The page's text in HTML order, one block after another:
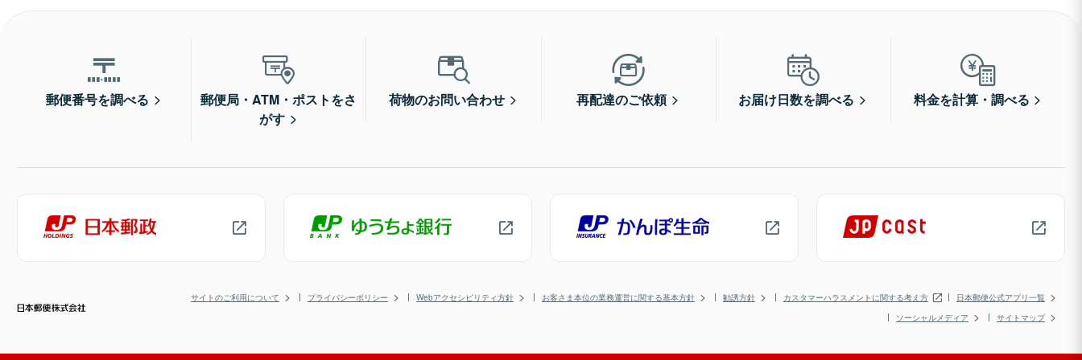
郵便番号を調べる
郵便局・ATM・ポストをさ
がす
荷物のお問い合わせ 再配達のご依頼 お届け日数を調べる 料金を計算・調べる
サイトのご利用について プライバシーポリシー Webアクセシビリティ方針 お客さま本位の業務運営に関する基本方針 勧誘方針 カスタマーハラスメントに関する考え方
日本郵便公式アプリ一覧
ソーシャルメディア
サイトマップ